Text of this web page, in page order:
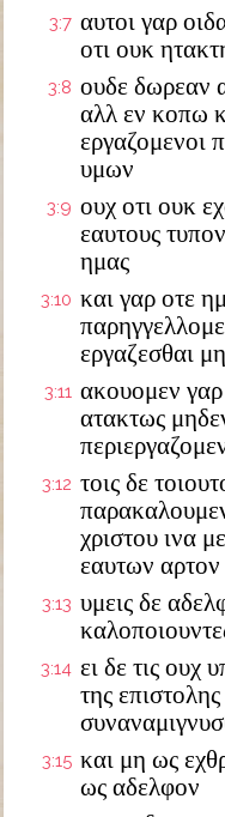
3:7 αυτοι γαρ
οτι ουκ
3:8 ουδε δωρεαν
αλλ εν κοπω
εργαζομενοι
υμων
3:9 ουχ οτι ουκ
εαυτους
ημας
3:10 και γαρ οτε
εργαζεσθαι
3:11 ακουομεν γαρ
ατακτως
3:12 τοις δε
χριστου ινα
εαυτων αρτον
3:13 υμεις δε
3:14 ει δε τις ουχ
της
3:15 και μη ως
ως αδελφον